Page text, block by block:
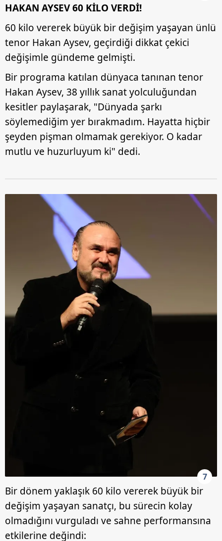
HAKAN AYSEV 60 KİLO VERDİ!
60 kilo vererek büyük bir değişim yaşayan ünlü
tenor Hakan Aysev, geçirdiği dikkat çekici
değişimle gündeme gelmişti.
Bir programa katılan dünyaca tanınan tenor
Hakan Aysev, 38 yıllık sanat yolculuğundan
kesitler paylaşarak, "Dünyada şarkı
söylemediğim yer bırakmadım. Hayatta hiçbir
şeyden pişman olmamak gerekiyor. O kadar
mutlu ve huzurluyum ki" dedi.
7
Bir dönem yaklaşık 60 kilo vererek büyük bir
değişim yaşayan sanatçı, bu sürecin kolay
olmadığını vurguladı ve sahne performansına
etkilerine değindi: